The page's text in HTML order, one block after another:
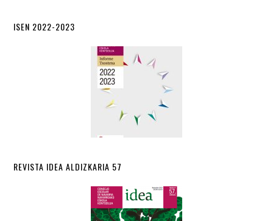
ISEN 2022-2023
REVISTA IDEA ALDIZKARIA 57